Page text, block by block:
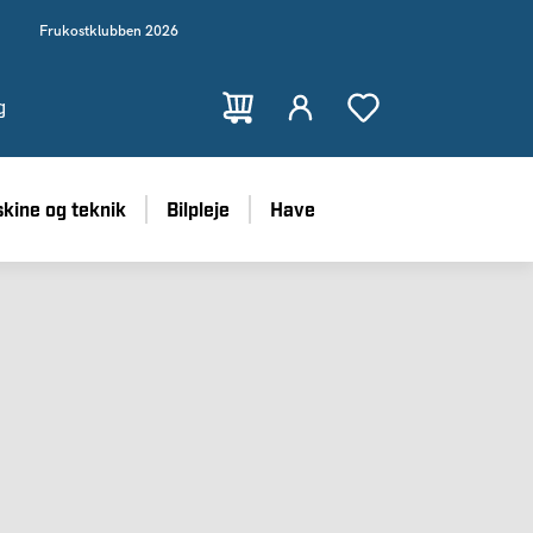
Frukostklubben 2026
og teknik Bilpleje Have